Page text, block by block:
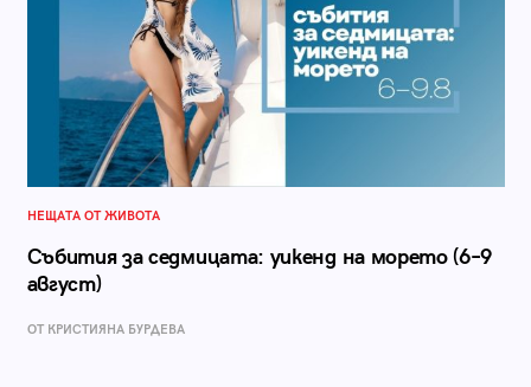
НЕЩАТА ОТ ЖИВОТА
Събития за седмицата: уикенд на морето (6–9
август)
ОТ КРИСТИЯНА БУРДЕВА